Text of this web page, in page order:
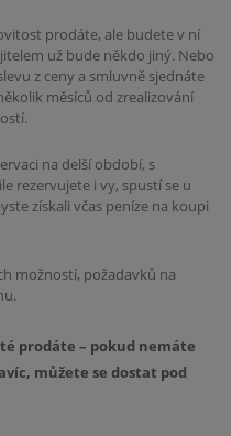
prodáte, ale budete v ní
už bude někdo jiný. Nebo
z ceny a smluvně sjednáte
měsíců od zrealizování
na delší období, s
rezervujete i vy, spustí se u
získali včas peníze na koupi
možností, požadavků na
prodáte – pokud nemáte
můžete se dostat pod